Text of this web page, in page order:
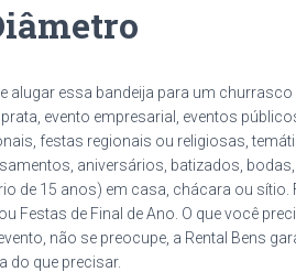
alugar essa bandeija para um
evento empresarial, eventos
festas regionais ou religiosas,
aniversários, batizados,
de 15 anos) em casa, chácara ou sítio.
Festas de Final de Ano. O que você
não se preocupe, a Rental Bens
do que precisar.